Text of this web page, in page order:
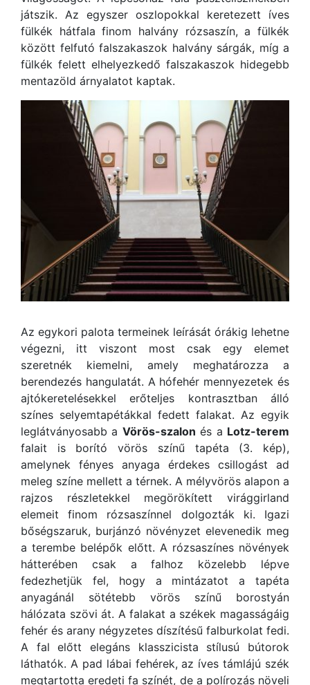
játszik. Az egyszer oszlopokkal keretezett íves
fülkék hátfala finom halvány rózsaszín, a fülkék
között felfutó falszakaszok halvány sárgák, míg a
fülkék felett elhelyezkedő falszakaszok hidegebb
mentazöld árnyalatot kaptak.
Az egykori palota termeinek leírását órákig lehetne
végezni, itt viszont most csak egy elemet
szeretnék kiemelni, amely meghatározza a
berendezés hangulatát. A hófehér mennyezetek és
ajtókeretelésekkel erőteljes kontrasztban álló
színes selyemtapétákkal fedett falakat. Az egyik
leglátványosabb a Vörös-szalon és a Lotz-terem
falait is borító vörös színű tapéta (3. kép),
amelynek fényes anyaga érdekes csillogást ad
meleg színe mellett a térnek. A mélyvörös alapon a
rajzos részletekkel megörökített virággirland
elemeit finom rózsaszínnel dolgozták ki. Igazi
bőségszaruk, burjánzó növényzet elevenedik meg
a terembe belépők előtt. A rózsaszínes növények
hátterében csak a falhoz közelebb lépve
fedezhetjük fel, hogy a mintázatot a tapéta
anyagánál sötétebb vörös színű borostyán
hálózata szövi át. A falakat a székek magasságáig
fehér és arany négyzetes díszítésű falburkolat fedi.
A fal előtt elegáns klasszicista stílusú bútorok
láthatók. A pad lábai fehérek, az íves támlájú szék
megtartotta eredeti fa színét, de a polírozás növeli